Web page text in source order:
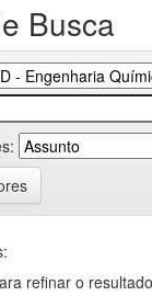
Busca
refinar o